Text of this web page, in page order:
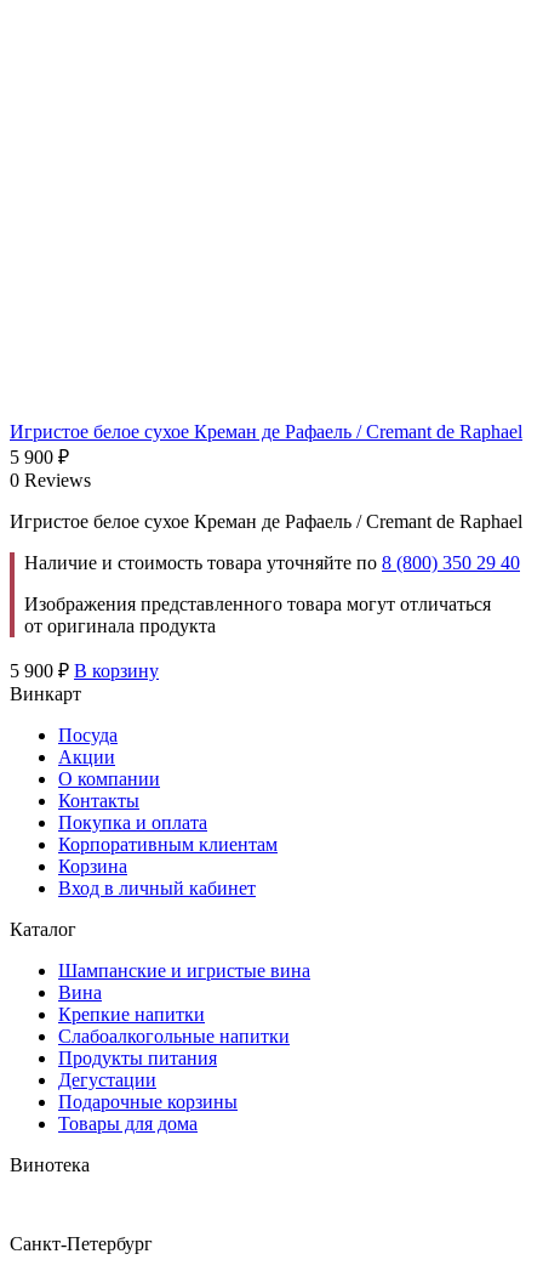
Игристое белое сухое Креман де Рафаель / Cremant de Raphael
5 900 ₽
0 Reviews
Игристое белое сухое Креман де Рафаель / Cremant de Raphael
Наличие и стоимость товара уточняйте по 8 (800) 350 29 40
Изображения представленного товара могут отличаться
от оригинала продукта
5 900 ₽ В корзину
Винкарт
Посуда
Акции
О компании
Контакты
Покупка и оплата
Корпоративным клиентам
Корзина
Вход в личный кабинет
Каталог
Шампанские и игристые вина
Вина
Крепкие напитки
Слабоалкогольные напитки
Продукты питания
Дегустации
Подарочные корзины
Товары для дома
Винотека
Санкт-Петербург